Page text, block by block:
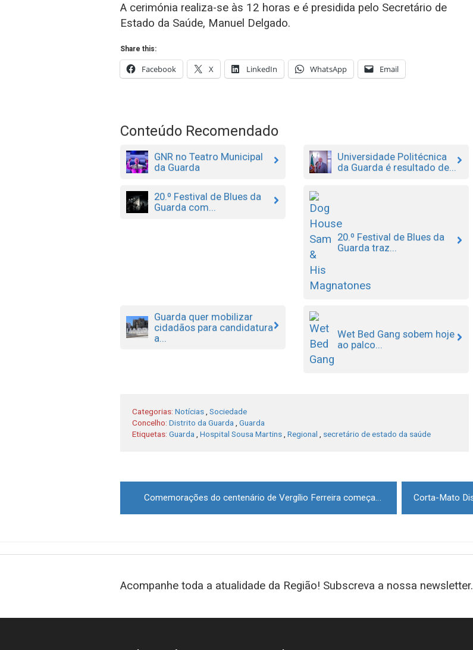
A cerimónia realiza-se às 12 horas e é presidida pelo Secretário de
Estado da Saúde, Manuel Delgado.
Share this:
Facebook X LinkedIn WhatsApp Email
Conteúdo Recomendado
GNR no Teatro Municipal
da Guarda
Universidade Politécnica
da Guarda é resultado de...
20.º Festival de Blues da
Guarda com...
20.º Festival de Blues da
Guarda traz...
Guarda quer mobilizar
cidadãos para candidatura
a...
Wet Bed Gang sobem hoje
ao palco...
Categorias: Notícias Sociedade
Concelho: Distrito da Guarda
Guarda
Etiquetas: Guarda Hospital Sousa Martins Regional secretário de estado da saúde
navigation
Comemorações do centenário de Vergílio Ferreira começam hoje em Gouveia
Acompanhe toda a atualidade da Região! Subscreva a nossa newsletter.